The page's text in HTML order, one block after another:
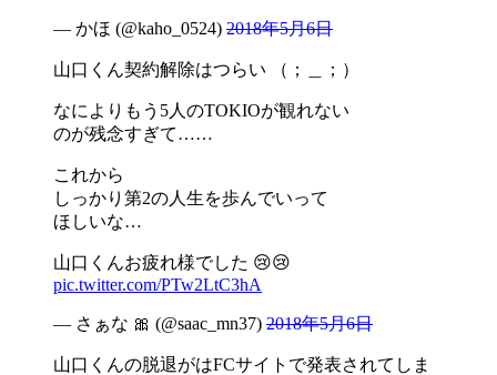
— かほ (@kaho_0524) 2018年5月6日
山口くん契約解除はつらい （；＿；）
なによりもう5人のTOKIOが観れない
のが残念すぎて……
これから
しっかり第2の人生を歩んでいって
ほしいな…
山口くんお疲れ様でした 😢😢
pic.twitter.com/PTw2LtC3hA
— さぁな 🎀 (@saac_mn37) 2018年5月6日
山口くんの脱退がはFCサイトで発表されてしま